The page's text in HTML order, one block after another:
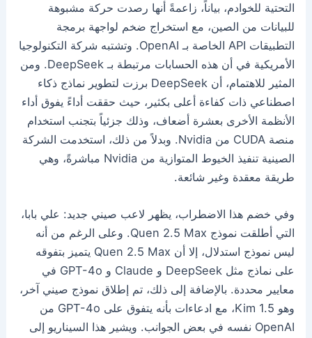
التحتية للخوادم، بياناً، زاعمةً أنها رصدت حركة مشبوهة
للبيانات من الصين، مع استخراج ضخم لواجهة برمجة
التطبيقات API الخاصة بـ OpenAI. وتشتبه شركة التكنولوجيا
الأمريكية في أن هذه الحسابات مرتبطة بـ DeepSeek. ومن
المثير للاهتمام، أن DeepSeek برزت لتطوير نماذج ذكاء
اصطناعي ذات كفاءة أعلى بكثير، حيث حققت أداءً يفوق أداء
الأنظمة الأخرى بعشرة أضعاف، وذلك جزئياً بتجنب استخدام
منصة CUDA من Nvidia. وبدلاً من ذلك، استخدمت الشركة
الصينية تنفيذ الخيوط المتوازية من Nvidia مباشرةً، وهي
طريقة معقدة وغير شائعة.
وفي خضم هذا الاضطراب، يظهر لاعب صيني جديد: علي بابا،
التي أطلقت نموذج Quen 2.5 Max. وعلى الرغم من أنه
ليس نموذج استدلال، إلا أن Quen 2.5 Max يتميز بتفوقه
على نماذج مثل DeepSeek و Claude و GPT-4o في
معايير محددة. بالإضافة إلى ذلك، تم إطلاق نموذج صيني آخر،
وهو Kim 1.5، مع ادعاءات بأنه يتفوق على GPT-4o من
OpenAI نفسه في بعض الجوانب. ويشير هذا السيناريو إلى